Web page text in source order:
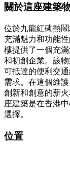
關於這座建築
位於九龍紅磡熱
充滿魅力和功能
樓提供了一個充
和初創企業。該
可抵達的便利交
需求。在這個維
創新和創意的薪
座建築是在香港
選擇。
位置